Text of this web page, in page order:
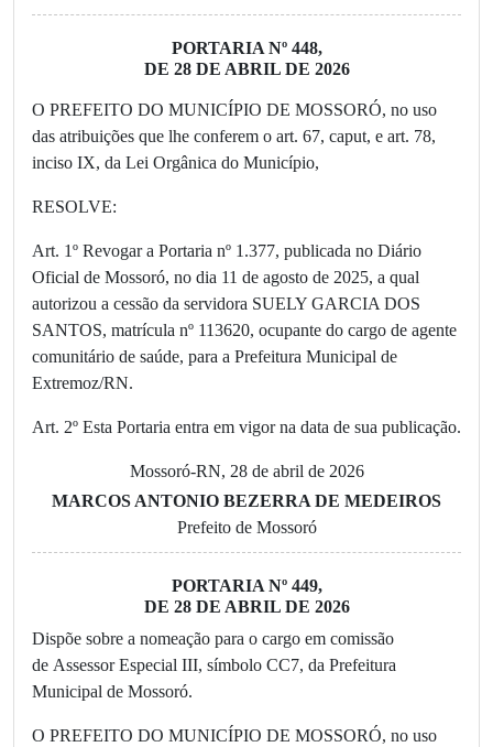
PORTARIA Nº 448,
DE 28 DE ABRIL DE 2026
O PREFEITO DO MUNICÍPIO DE MOSSORÓ, no uso
das atribuições que lhe conferem o art. 67, caput, e art. 78,
inciso IX, da Lei Orgânica do Município,
RESOLVE:
Art. 1º Revogar a Portaria nº 1.377, publicada no Diário
Oficial de Mossoró, no dia 11 de agosto de 2025, a qual
autorizou a cessão da servidora SUELY GARCIA DOS
SANTOS, matrícula nº 113620, ocupante do cargo de agente
comunitário de saúde, para a Prefeitura Municipal de
Extremoz/RN.
Art. 2º Esta Portaria entra em vigor na data de sua publicação.
Mossoró-RN, 28 de abril de 2026
MARCOS ANTONIO BEZERRA DE MEDEIROS
Prefeito de Mossoró
PORTARIA Nº 449,
DE 28 DE ABRIL DE 2026
Dispõe sobre a nomeação para o cargo em comissão
de Assessor Especial III, símbolo CC7, da Prefeitura
Municipal de Mossoró.
O PREFEITO DO MUNICÍPIO DE MOSSORÓ, no uso